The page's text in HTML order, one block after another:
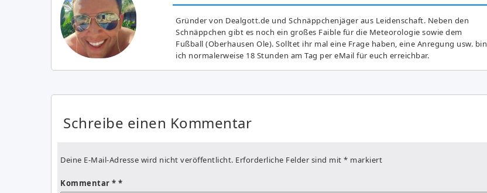
Gründer von Dealgott.de und Schnäppchenjäger aus Leidenschaft. Neben den
Schnäppchen gibt es noch ein großes Fai­ble für die Meteorologie sowie dem
Fußball (Oberhausen Ole). Solltet ihr mal eine Frage haben, eine Anregung usw. bin
ich normalerweise 18 Stunden am Tag per eMail für euch erreichbar.
Schreibe einen Kommentar
Deine E-Mail-Adresse wird nicht veröffentlicht. Erforderliche Felder sind mit * markiert
Kommentar *